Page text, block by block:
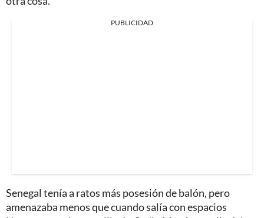
PUBLICIDAD
Senegal tenía a ratos más posesión de balón, pero
amenazaba menos que cuando salía con espacios